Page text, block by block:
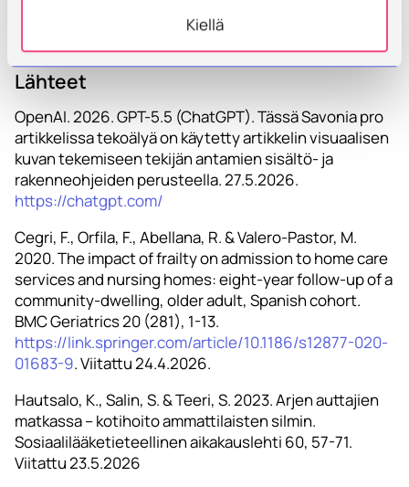
Kiellä
Lähteet
OpenAI. 2026. GPT-5.5 (ChatGPT). Tässä Savonia pro
artikkelissa tekoälyä on käytetty artikkelin visuaalisen
kuvan tekemiseen tekijän antamien sisältö- ja
rakenneohjeiden perusteella. 27.5.2026.
https://chatgpt.com/
Cegri, F., Orfila, F., Abellana, R. & Valero-Pastor, M.
2020. The impact of frailty on admission to home care
services and nursing homes: eight-year follow-up of a
community-dwelling, older adult, Spanish cohort.
BMC Geriatrics 20 (281), 1-13.
https://link.springer.com/article/10.1186/s12877-020-
01683-9. Viitattu 24.4.2026.
Hautsalo, K., Salin, S. & Teeri, S. 2023. Arjen auttajien
matkassa – kotihoito ammattilaisten silmin.
Sosiaalilääketieteellinen aikakauslehti 60, 57-71.
Viitattu 23.5.2026